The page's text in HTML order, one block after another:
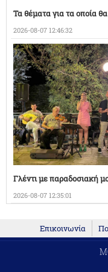
Τα θέματα για τα οποία
2026-08-07 12:46:32
Γλέντι με παραδοσιακή
2026-08-07 12:35:01
Επικοινωνία